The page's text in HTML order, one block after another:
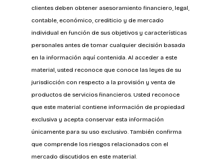
clientes deben obtener asesoramiento financiero, legal,
contable, económico, crediticio y de mercado
individual en función de sus objetivos y características
personales antes de tomar cualquier decisión basada
en la información aquí contenida. Al acceder a este
material, usted reconoce que conoce las leyes de su
jurisdicción con respecto a la provisión y venta de
productos de servicios financieros. Usted reconoce
que este material contiene información de propiedad
exclusiva y acepta conservar esta información
únicamente para su uso exclusivo. También confirma
que comprende los riesgos relacionados con el
mercado discutidos en este material.